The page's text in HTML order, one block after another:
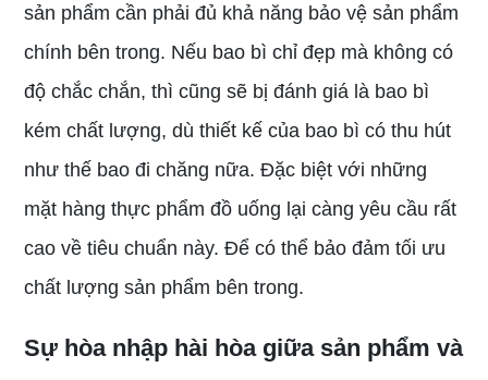
sản phẩm cần phải đủ khả năng bảo vệ sản phẩm
chính bên trong. Nếu bao bì chỉ đẹp mà không có
độ chắc chắn, thì cũng sẽ bị đánh giá là bao bì
kém chất lượng, dù thiết kế của bao bì có thu hút
như thế bao đi chăng nữa. Đặc biệt với những
mặt hàng thực phẩm đồ uống lại càng yêu cầu rất
cao về tiêu chuẩn này. Để có thể bảo đảm tối ưu
chất lượng sản phẩm bên trong.
Sự hòa nhập hài hòa giữa sản phẩm và